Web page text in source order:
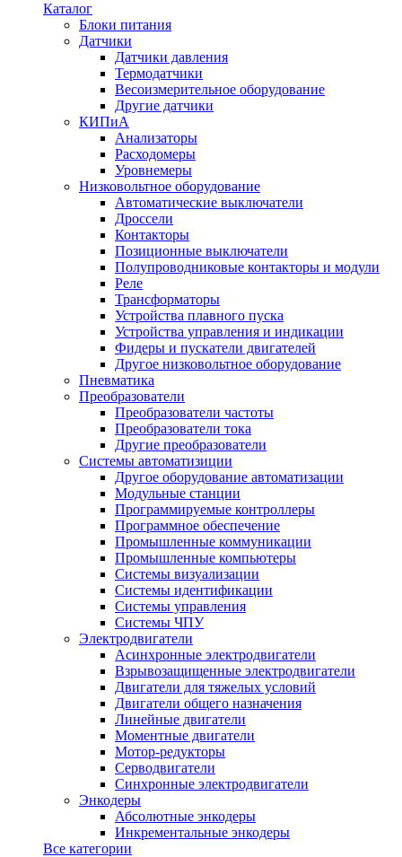
Каталог
Блоки питания
Датчики
Датчики давления
Термодатчики
Весоизмерительное оборудование
Другие датчики
КИПиА
Анализаторы
Расходомеры
Уровнемеры
Низковольтное оборудование
Автоматические выключатели
Дроссели
Контакторы
Позиционные выключатели
Полупроводниковые контакторы и модули
Реле
Трансформаторы
Устройства плавного пуска
Устройства управления и индикации
Фидеры и пускатели двигателей
Другое низковольтное оборудование
Пневматика
Преобразователи
Преобразователи частоты
Преобразователи тока
Другие преобразователи
Системы автоматизиции
Другое оборудование автоматизации
Модульные станции
Программируемые контроллеры
Программное обеспечение
Промышленные коммуникации
Промышленные компьютеры
Системы визуализации
Системы идентификации
Системы управления
Системы ЧПУ
Электродвигатели
Асинхронные электродвигатели
Взрывозащищенные электродвигатели
Двигатели для тяжелых условий
Двигатели общего назначения
Линейные двигатели
Моментные двигатели
Мотор-редукторы
Серводвигатели
Синхронные электродвигатели
Энкодеры
Абсолютные энкодеры
Инкрементальные энкодеры
Все категории